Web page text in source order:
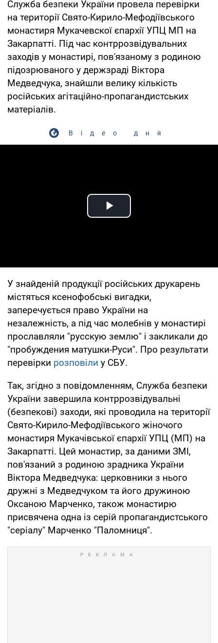
Служба безпеки України провела перевірки
на території Свято-Кирило-Мефодіївського
монастиря Мукачевскої єпархії УПЦ МП на
Закарпатті. Під час контррозвідувальних
заходів у монастирі, пов'язаному з родиною
підозрюваного у держзраді Віктора
Медведчука, знайшли велику кількість
російських агітаційно-пропагандистських
матеріалів.
Відео дня
Play Video
У знайденій продукції російських друкарень
містяться ксенофобські вигадки,
заперечується право України на
незалежність, а під час молебнів у монастирі
прославляли "русскую землю" і закликали до
"пробуждения матушки-Руси". Про результати
перевірки розповіли у СБУ.
Так, згідно з повідомленням, Служба безпеки
України завершила контррозвідувальні
(безпекові) заходи, які проводила на території
Свято-Кирило-Мефодіївського жіночого
монастиря Мукачівської єпархії УПЦ (МП) на
Закарпатті. Цей монастир, за даними ЗМІ,
пов'язаний з родиною зрадника України
Віктора Медведчука: церковники з нього
дружні з Медведчуком та його дружиною
Оксаною Марченко, також монастирю
присвячена одна із серій пропагандистського
"серіалу" Марченко "Паломниця".